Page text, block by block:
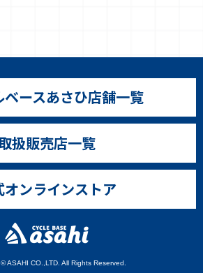
ベースあさひ店舗一覧
扱販売店一覧
オンラインストア
ASAHI CO.,LTD. All Rights Reserved.